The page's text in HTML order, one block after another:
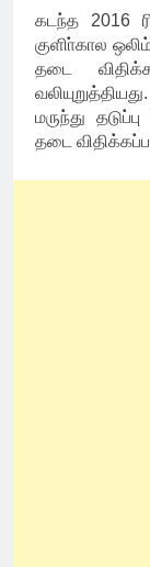
கடந்த 2016
குளிா்கால
தடை
மருந்து
தடை